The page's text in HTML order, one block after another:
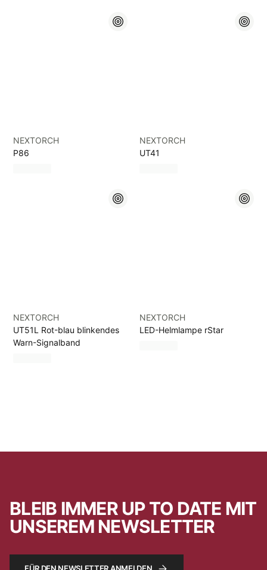
NEXTORCH
P86
NEXTORCH
UT41
NEXTORCH
UT51L Rot-blau blinkendes
Warn-Signalband
NEXTORCH
LED-Helmlampe rStar
BLEIB IMMER UP TO DATE MIT
UNSEREM NEWSLETTER